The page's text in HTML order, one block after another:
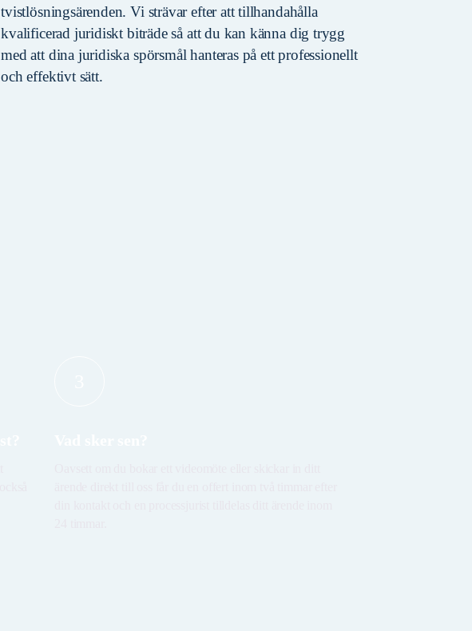
tvistlösningsärenden. Vi strävar efter att tillhandahålla
kvalificerad juridiskt biträde så att du kan känna dig trygg
med att dina juridiska spörsmål hanteras på ett professionellt
och effektivt sätt.